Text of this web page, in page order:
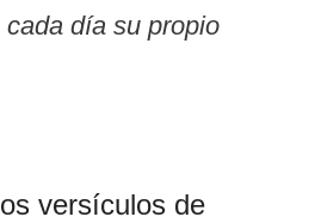
día su propio
versículos de